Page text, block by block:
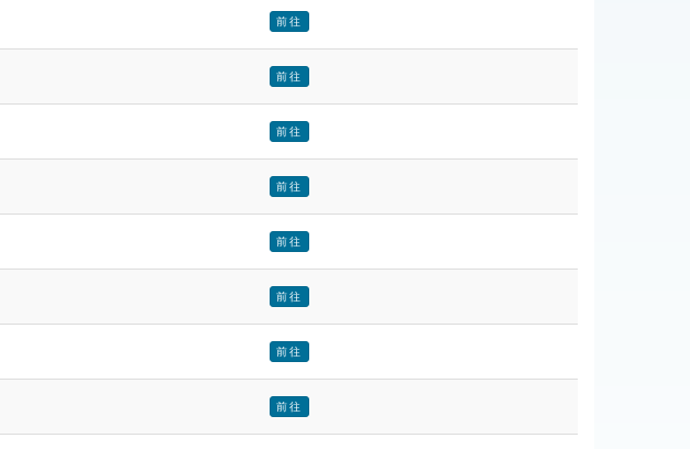
前往
前往
前往
前往
前往
前往
前往
前往